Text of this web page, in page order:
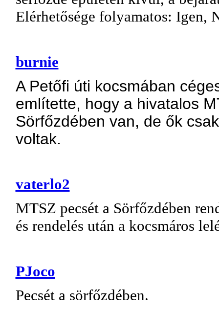
Elérhetősége folyamatos: Igen,
burnie
A Petőfi úti kocsmában
említette, hogy a hivatalos
Sörfőzdében van, de ők
voltak.
vaterlo2
MTSZ pecsét a Sörfőzdében
és rendelés után a kocsmáros
PJoco
Pecsét a sörfőzdében.